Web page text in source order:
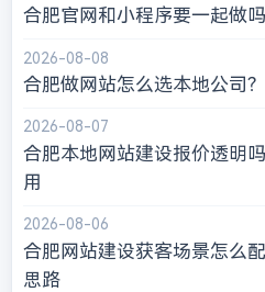
合肥官网和小程序要一起做
2026-08-08
合肥做网站怎么选本地公司
2026-08-07
合肥本地网站建设报价透明
用
2026-08-06
合肥网站建设获客场景怎么
思路